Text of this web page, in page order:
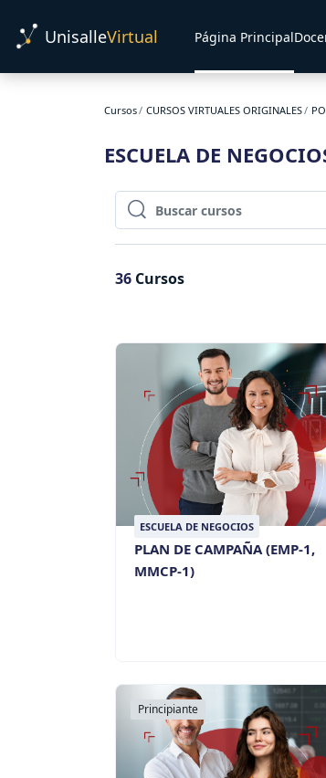
UnisalleVirtual Página Principal
Cursos CURSOS VIRTUALES ORIGINALES
ESCUELA DE
Buscar cursos
Buscar cursos
36 Cursos
ESCUELA DE NEGOCIOS
PLAN DE CAMPAÑA (EMP-1,
MMCP-1)
Principiante